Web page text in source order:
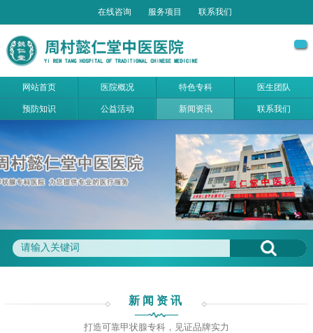
在线咨询 服务项目 联系我们
网站首页 医院概况 特色专科 医生团队
预防知识 公益活动 新闻资讯 联系我们
新闻资讯
打造可靠甲状腺专科，见证品牌实力